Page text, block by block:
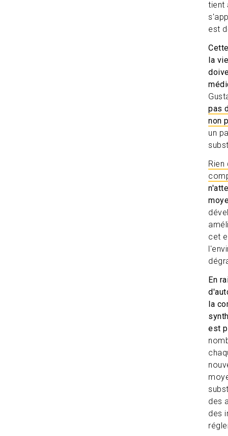
tient
est
la
pas
non
un
cet
En
la
est
des
des